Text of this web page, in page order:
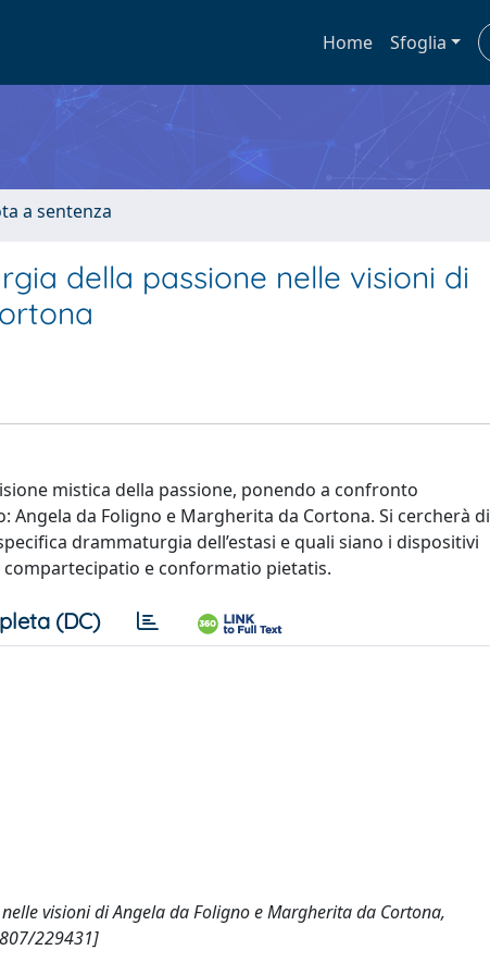
Home Sfoglia
a sentenza
della passione nelle visioni di
mistica della passione, ponendo a confronto
da Foligno e Margherita da Cortona. Si cercherà di
drammaturgia dell’estasi e quali siano i dispositivi
e conformatio pietatis.
(DC)
visioni di Angela da Foligno e Margherita da Cortona,
229431]